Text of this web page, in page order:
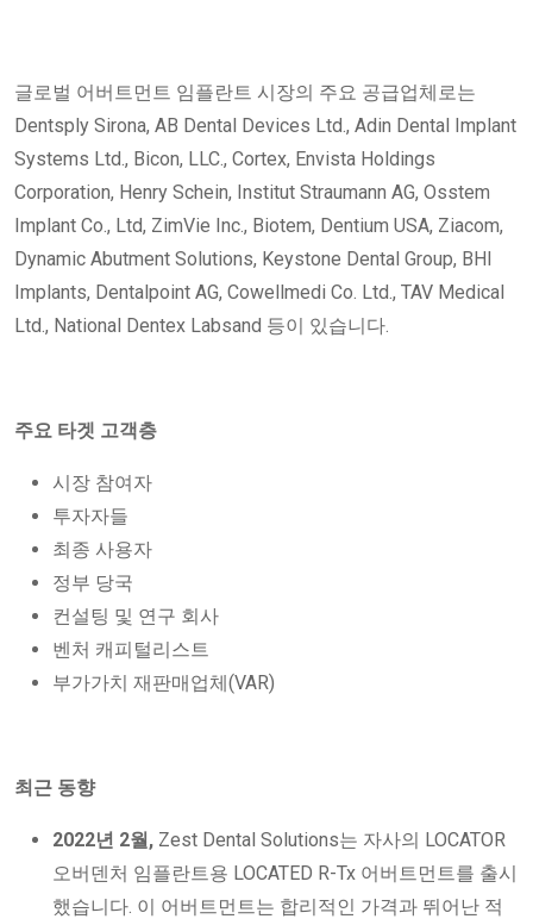
글로벌 어버트먼트 임플란트 시장의 주요 공급업체로는
Dentsply Sirona, AB Dental Devices Ltd., Adin Dental Implant
Systems Ltd., Bicon, LLC., Cortex, Envista Holdings
Corporation, Henry Schein, Institut Straumann AG, Osstem
Implant Co., Ltd, ZimVie Inc., Biotem, Dentium USA, Ziacom,
Dynamic Abutment Solutions, Keystone Dental Group, BHI
Implants, Dentalpoint AG, Cowellmedi Co. Ltd., TAV Medical
Ltd., National Dentex Labsand 등이 있습니다.
주요 타겟 고객층
시장 참여자
투자자들
최종 사용자
정부 당국
컨설팅 및 연구 회사
벤처 캐피털리스트
부가가치 재판매업체(VAR)
최근 동향
2022년 2월, Zest Dental Solutions는 자사의 LOCATOR
오버덴처 임플란트용 LOCATED R-Tx 어버트먼트를 출시
했습니다. 이 어버트먼트는 합리적인 가격과 뛰어난 적